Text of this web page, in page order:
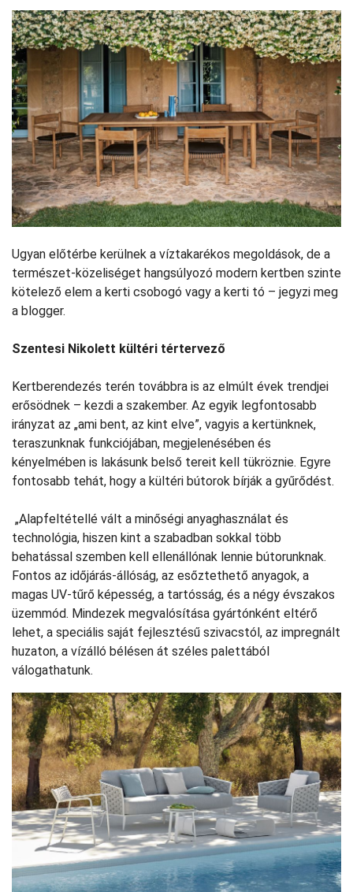
Ugyan előtérbe kerülnek a víztakarékos megoldások, de a
természet-közeliséget hangsúlyozó modern kertben szinte
kötelező elem a kerti csobogó vagy a kerti tó – jegyzi meg
a blogger.
Szentesi Nikolett kültéri tértervező
Kertberendezés terén továbbra is az elmúlt évek trendjei
erősödnek – kezdi a szakember. Az egyik legfontosabb
irányzat az „ami bent, az kint elve”, vagyis a kertünknek,
teraszunknak funkciójában, megjelenésében és
kényelmében is lakásunk belső tereit kell tükröznie. Egyre
fontosabb tehát, hogy a kültéri bútorok bírják a gyűrődést.
„Alapfeltétellé vált a minőségi anyaghasználat és
technológia, hiszen kint a szabadban sokkal több
behatással szemben kell ellenállónak lennie bútorunknak.
Fontos az időjárás-állóság, az esőztethető anyagok, a
magas UV-tűrő képesség, a tartósság, és a négy évszakos
üzemmód. Mindezek megvalósítása gyártónként eltérő
lehet, a speciális saját fejlesztésű szivacstól, az impregnált
huzaton, a vízálló bélésen át széles palettából
válogathatunk.